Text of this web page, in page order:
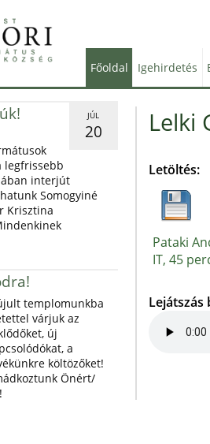
Főoldal Igehirdetés
JÚL
20
legfrissebb
interjút
Somogyiné
Krisztina
templomunkba
várjuk az
új
a
költözőket!
Önért/
Lelki
Letöltés:
Pataki
IT, 45
Lejátszás